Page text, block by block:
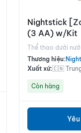
Nightstick
(3 AA) w/Kit
Thể thao dưới
Thương hiệu:
Xuất xứ:🇨🇳
Còn hàng